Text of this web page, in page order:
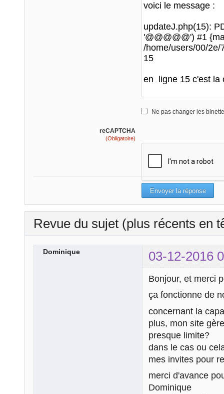
Ne pas changer les
reCAPTCHA
(Obligatoire)
Revue du sujet (plus récents en
Dominique 03-12-2016
Bonjour, et merci
ça fonctionne de
concernant la
plus, mon site
presque limite?
dans le cas ou
mes invites pour
merci d'avance
Dominique